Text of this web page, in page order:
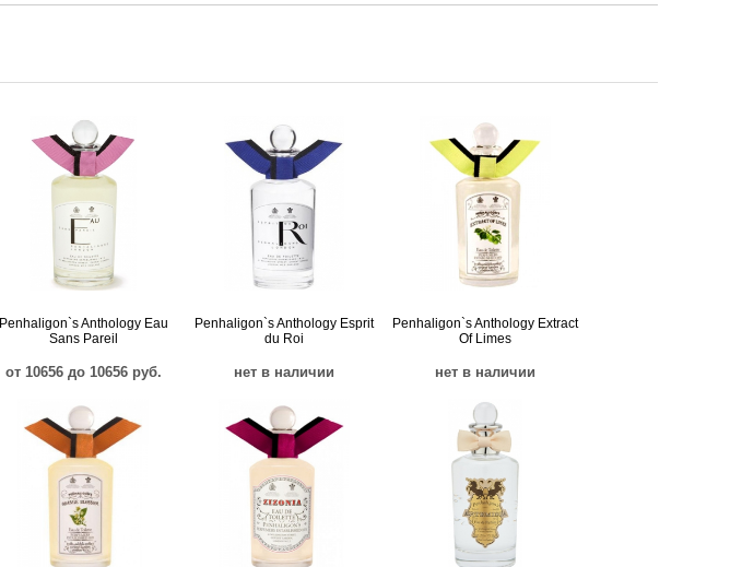
Penhaligon`s Anthology Eau
Sans Pareil
от 10656 до 10656 руб.
Penhaligon`s Anthology Esprit
du Roi
нет в наличии
Penhaligon`s Anthology Extract
Of Limes
нет в наличии